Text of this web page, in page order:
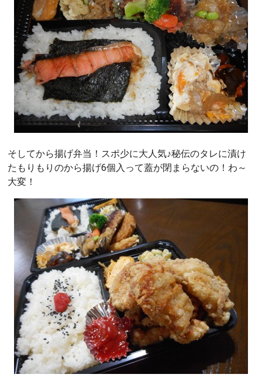
そしてから揚げ弁当！スポ少に大人気♪秘伝のタレに漬け
たもりもりのから揚げ6個入って蓋が閉まらないの！わ～
大変！